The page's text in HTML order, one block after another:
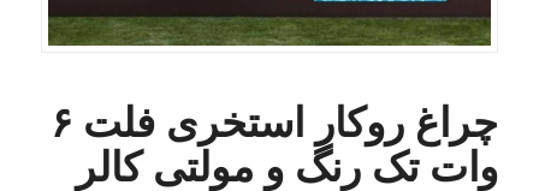
چراغ روکار استخری فلت ۶
وات تک رنگ و مولتی کالر